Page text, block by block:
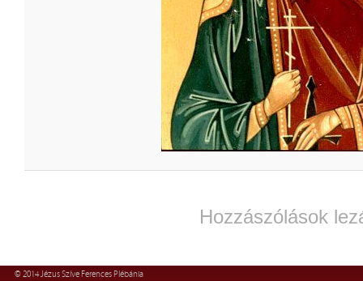
Hozzászólások
© 2014 Jézus Szíve Ferences Plébánia